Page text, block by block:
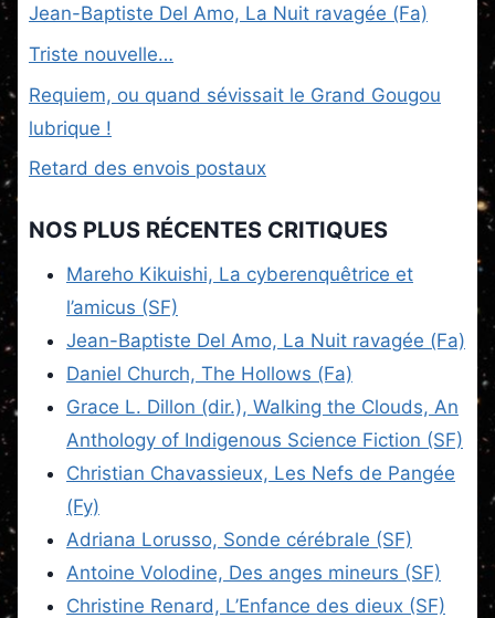
Jean-Baptiste Del Amo, La Nuit ravagée (Fa)
Triste nouvelle…
Requiem, ou quand sévissait le Grand Gougou
lubrique !
Retard des envois postaux
NOS PLUS RÉCENTES CRITIQUES
Mareho Kikuishi, La cyberenquêtrice et
l’amicus (SF)
Jean-Baptiste Del Amo, La Nuit ravagée (Fa)
Daniel Church, The Hollows (Fa)
Grace L. Dillon (dir.), Walking the Clouds, An
Anthology of Indigenous Science Fiction (SF)
Christian Chavassieux, Les Nefs de Pangée
(Fy)
Adriana Lorusso, Sonde cérébrale (SF)
Antoine Volodine, Des anges mineurs (SF)
Christine Renard, L’Enfance des dieux (SF)